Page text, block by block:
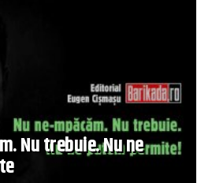
Nu trebuie. Nu ne